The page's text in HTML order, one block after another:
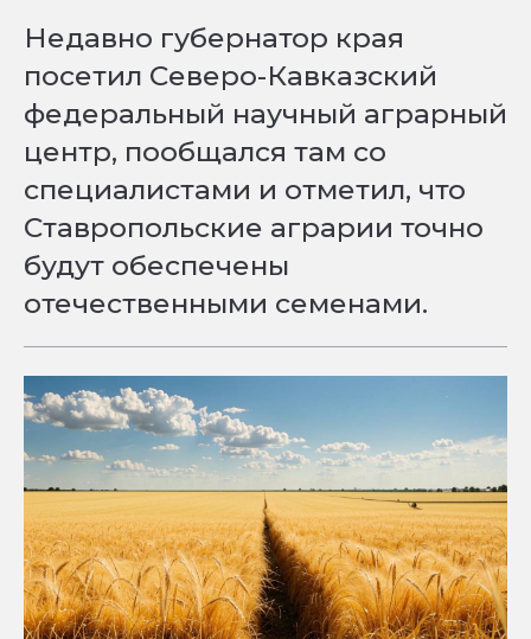
Недавно губернатор края
посетил Северо-Кавказский
федеральный научный аграрный
центр, пообщался там со
специалистами и отметил, что
Ставропольские аграрии точно
будут обеспечены
отечественными семенами.